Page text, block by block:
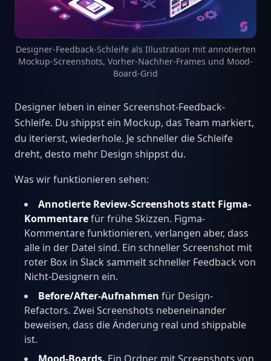
Designer-Feedback-Schleife als Illustration mit annotierten
Mockup-Screenshots, Vorher-Nachher-Frames und Mood-
Board-Grid
Designer leben in einer Screenshot-Feedback-
Schleife. Du shippst ein Mockup, das Team markiert,
du iterierst, wiederhole. Je schneller die Schleife
dreht, desto mehr Design shippst du.
Was wir funktionieren sehen:
Annotierte Review-Screenshots statt Figma-
Kommentarefür frühe Skizzen. Figma-
Kommentare funktionieren, verlangen aber, dass
alle in der Datei sind. Ein schneller Screenshot mit
roter Box in Slack sammelt schneller Feedback von
Nicht-Designern ein.
Before/After-Aufnahmen für Design-
Refactors. Zwei Screenshots nebeneinander
beweisen, dass die Änderung real und shippable
ist.